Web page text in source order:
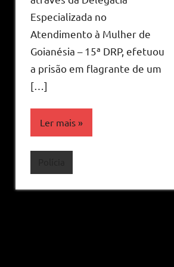
Especializada no
Atendimento à Mulher de
Goianésia – 15ª DRP, efetuou
a prisão em flagrante de um
[…]
Ler mais